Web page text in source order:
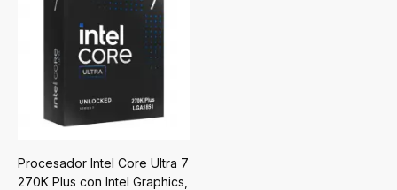
Procesador Intel Core Ultra 7
270K Plus con Intel Graphics,